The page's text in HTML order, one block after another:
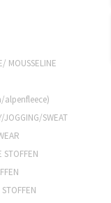
MOUSSELINE
alpenfleece)
JOGGING/SWEAT
STOFFEN